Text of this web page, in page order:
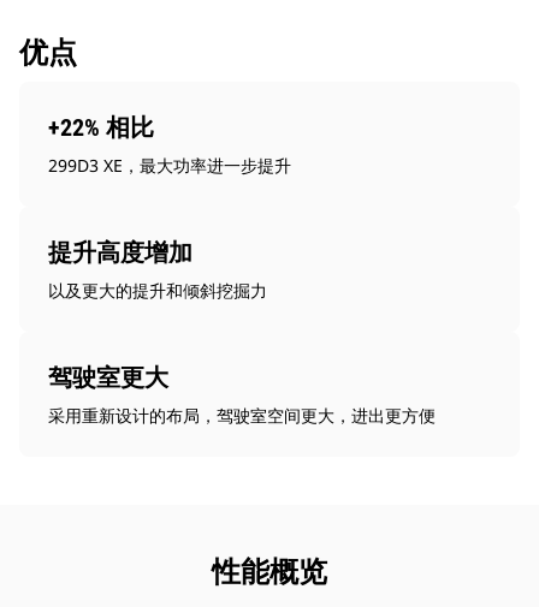
优点
+22% 相比
299D3 XE，最大功率进一步提升
提升高度增加
以及更大的提升和倾斜挖掘力
驾驶室更大
采用重新设计的布局，驾驶室空间更大，进出更方便
性能概览